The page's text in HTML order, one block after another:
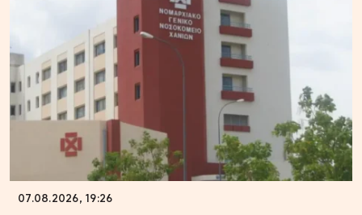
07.08.2026, 19:26